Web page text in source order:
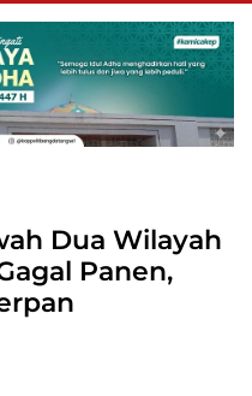
Dua Wilayah
Panen,